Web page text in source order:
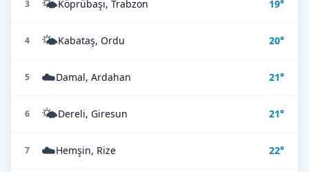
3 🌤️Köprübaşı, Trabzon 19°
4 🌤️Kabataş, Ordu 20°
5 ☁️Damal, Ardahan 21°
6 🌤️Dereli, Giresun 21°
7 ☁️Hemşin, Rize 22°